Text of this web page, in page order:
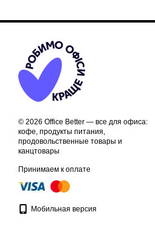
© 2026 Office Better — все для офиса:
кофе, продукты питания,
продовольственные товары и
канцтовары
Принимаем к оплате
Мобильная версия